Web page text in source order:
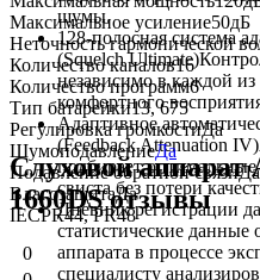
шумы.
128-полосная система
(Squelch
независимо в каждой
комфортного
Адаптивное
(Feedback Attenuation
подбирает
свиста без потери
Дневник регистрации
статистические данные
аппарата в процессе
специалисту
Максимальное усиление50дБ
Неточность гармонической
Количество каналов16
Количество программ6
Тип батарейки13, 675
Регулировка громкостиДа
ШумоподавлениеДа
Подавление обратной связиДа
ВлагозащитаДа
IECPR44, PR48
Слуховой
1660DS отзывы
0